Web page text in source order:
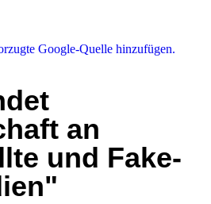
Google-Quelle hinzufügen.
an
und Fake-